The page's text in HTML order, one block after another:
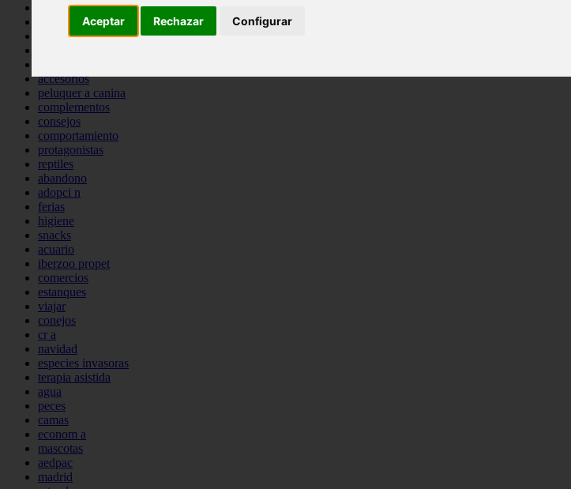
Aceptar Rechazar Configurar
bienestar
peque os mam feros
verano
accesorios
peluquer a canina
complementos
consejos
comportamiento
protagonistas
reptiles
abandono
adopci n
ferias
higiene
snacks
acuario
iberzoo propet
comercios
estanques
viajar
conejos
cr a
navidad
especies invasoras
terapia asistida
agua
peces
camas
econom a
mascotas
aedpac
madrid